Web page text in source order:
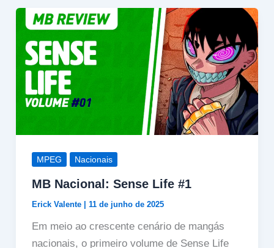
MPEG Nacionais
MB Nacional: Sense Life #1
Erick Valente 11 de junho de 2025
Em meio ao crescente cenário de mangás
nacionais, o primeiro volume de Sense Life